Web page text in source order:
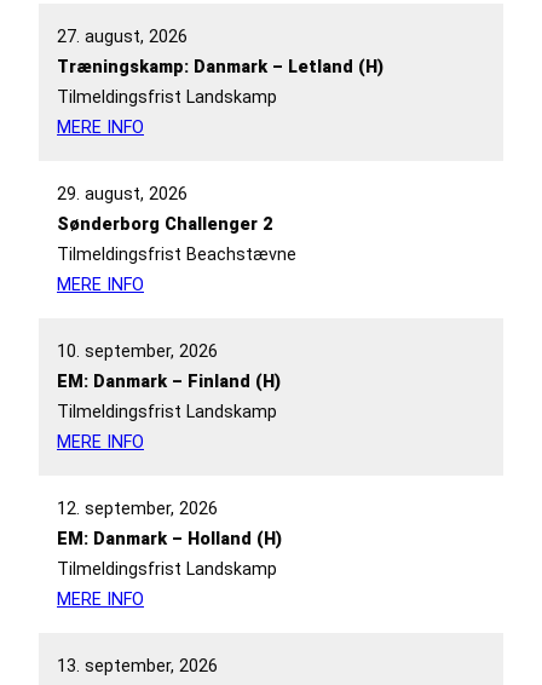
27. august, 2026
Træningskamp: Danmark – Letland (H)
Tilmeldingsfrist Landskamp
MERE INFO
29. august, 2026
Sønderborg Challenger 2
Tilmeldingsfrist Beachstævne
MERE INFO
10. september, 2026
EM: Danmark – Finland (H)
Tilmeldingsfrist Landskamp
MERE INFO
12. september, 2026
EM: Danmark – Holland (H)
Tilmeldingsfrist Landskamp
MERE INFO
13. september, 2026